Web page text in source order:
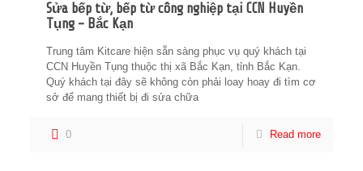
Sửa bếp từ, bếp từ công nghiệp tại CCN Huyền
Tụng – Bắc Kạn
Trung tâm Kitcare hiện sẵn sàng phục vụ quý khách tại
CCN Huyền Tụng thuộc thị xã Bắc Kạn, tỉnh Bắc Kạn.
Quý khách tại đây sẽ không còn phải loay hoay đi tìm cơ
sở để mang thiết bị đi sửa chữa
0 Read more